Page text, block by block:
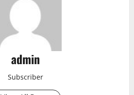
admin
Subscriber